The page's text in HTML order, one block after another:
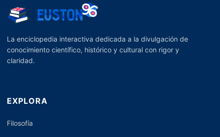
La enciclopedia interactiva dedicada a la divulgación de
conocimiento científico, histórico y cultural con rigor y
claridad.
EXPLORA
Filosofía